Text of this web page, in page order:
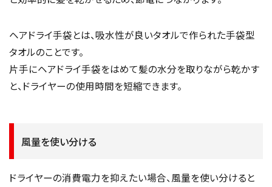
ヘアドライ手袋とは、吸水性が良いタオルで作られた手袋型
タオルのことです。
片手にヘアドライ手袋をはめて髪の水分を取りながら乾かす
と、ドライヤーの使用時間を短縮できます。
風量を使い分ける
ドライヤーの消費電力を抑えたい場合、風量を使い分けると